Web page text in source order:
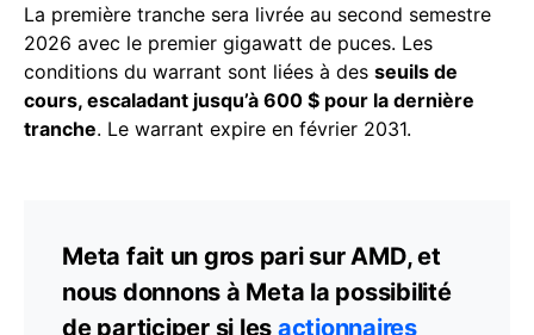
La première tranche sera livrée au second semestre
2026 avec le premier gigawatt de puces. Les
conditions du warrant sont liées à des seuils de
cours, escaladant jusqu’à 600 $ pour la dernière
tranche. Le warrant expire en février 2031.
Meta fait un gros pari sur AMD, et
nous donnons à Meta la possibilité
de participer si les actionnaires